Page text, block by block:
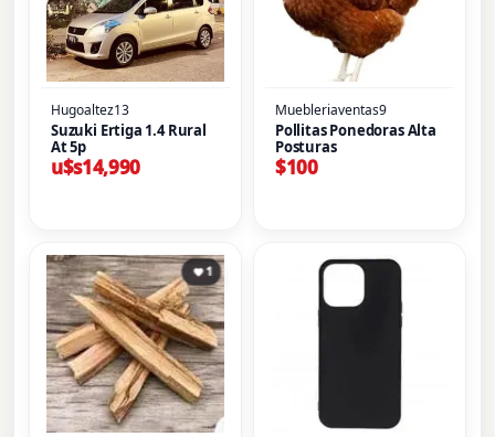
Hugoaltez13
Suzuki Ertiga 1.4 Rural
At 5p
u$s14,990
Muebleriaventas9
Pollitas Ponedoras Alta
Posturas
$100
1